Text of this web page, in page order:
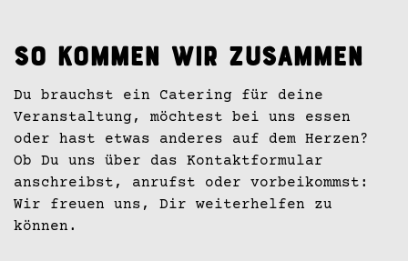
So kommen wir zusammen
Du brauchst ein Catering für deine
Veranstaltung, möchtest bei uns essen
oder hast etwas anderes auf dem Herzen?
Ob Du uns über das Kontaktformular
anschreibst, anrufst oder vorbeikommst:
Wir freuen uns, Dir weiterhelfen zu
können.